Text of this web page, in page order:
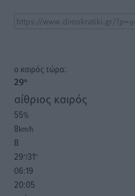
o καιρός τώρα:
29°
αίθριος καιρός
55%
8km/h
Β
29°/31°
06:19
20:05